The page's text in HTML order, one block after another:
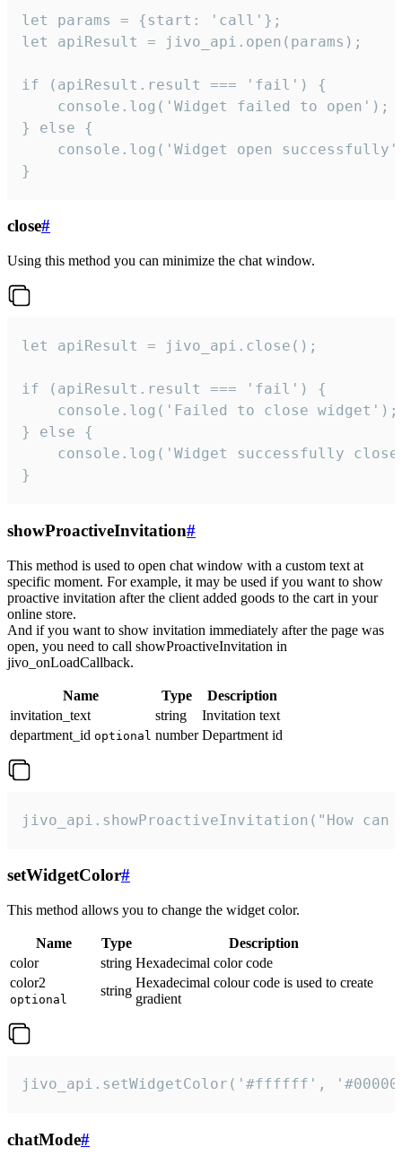
let params = {start: 'call'};
let apiResult = jivo_api.open(params);
if (apiResult.result === 'fail') {
    console.log('Widget failed to open');
} else {
console.log('Widget open
}
close#
Using this method you can minimize the chat window.
let apiResult = jivo_api.close();
if (apiResult.result === 'fail') {
    console.log('Failed to close widget');
} else {
console.log('Widget successfully
}
showProactiveInvitation#
This method is used to open chat window with a custom text at
specific moment. For example, it may be used if you want to show
proactive invitation after the client added goods to the cart in your
online store.
And if you want to show invitation immediately after the page was
open, you need to call showProactiveInvitation in
jivo_onLoadCallback.
Name Type
Description
invitation_text
string
Invitation text
department_id optional number Department id
jivo_api.showProactiveInvitation("How
setWidgetColor#
This method allows you to change the widget color.
Name Type
Description
color
string Hexadecimal color code
color2
optional
string
Hexadecimal colour code is used to create
gradient
jivo_api.setWidgetColor('#ffffff',
chatMode#